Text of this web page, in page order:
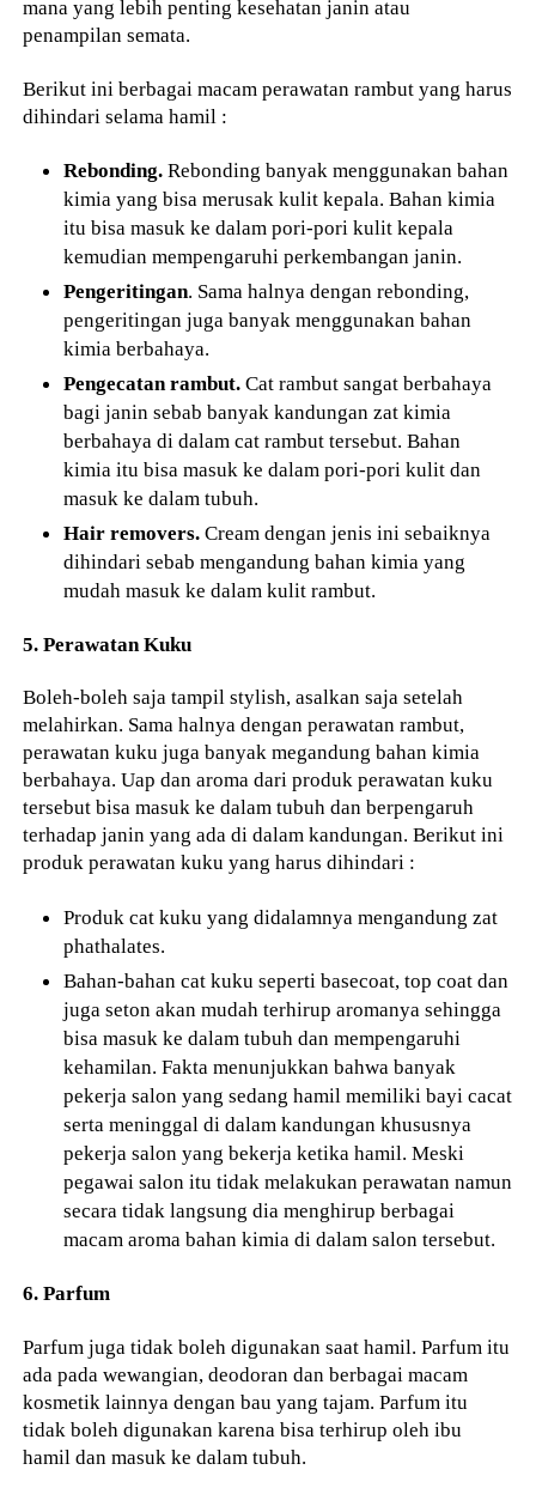
mana yang lebih penting kesehatan janin atau
penampilan semata.
Berikut ini berbagai macam perawatan rambut yang harus
dihindari selama hamil :
Rebonding. Rebonding banyak menggunakan bahan
kimia yang bisa merusak kulit kepala. Bahan kimia
itu bisa masuk ke dalam pori-pori kulit kepala
kemudian mempengaruhi perkembangan janin.
Pengeritingan. Sama halnya dengan rebonding,
pengeritingan juga banyak menggunakan bahan
kimia berbahaya.
Pengecatan rambut. Cat rambut sangat berbahaya
bagi janin sebab banyak kandungan zat kimia
berbahaya di dalam cat rambut tersebut. Bahan
kimia itu bisa masuk ke dalam pori-pori kulit dan
masuk ke dalam tubuh.
Hair removers. Cream dengan jenis ini sebaiknya
dihindari sebab mengandung bahan kimia yang
mudah masuk ke dalam kulit rambut.
5. Perawatan Kuku
Boleh-boleh saja tampil stylish, asalkan saja setelah
melahirkan. Sama halnya dengan perawatan rambut,
perawatan kuku juga banyak megandung bahan kimia
berbahaya. Uap dan aroma dari produk perawatan kuku
tersebut bisa masuk ke dalam tubuh dan berpengaruh
terhadap janin yang ada di dalam kandungan. Berikut ini
produk perawatan kuku yang harus dihindari :
Produk cat kuku yang didalamnya mengandung zat
phathalates.
Bahan-bahan cat kuku seperti basecoat, top coat dan
juga seton akan mudah terhirup aromanya sehingga
bisa masuk ke dalam tubuh dan mempengaruhi
kehamilan. Fakta menunjukkan bahwa banyak
pekerja salon yang sedang hamil memiliki bayi cacat
serta meninggal di dalam kandungan khususnya
pekerja salon yang bekerja ketika hamil. Meski
pegawai salon itu tidak melakukan perawatan namun
secara tidak langsung dia menghirup berbagai
macam aroma bahan kimia di dalam salon tersebut.
6. Parfum
Parfum juga tidak boleh digunakan saat hamil. Parfum itu
ada pada wewangian, deodoran dan berbagai macam
kosmetik lainnya dengan bau yang tajam. Parfum itu
tidak boleh digunakan karena bisa terhirup oleh ibu
hamil dan masuk ke dalam tubuh.